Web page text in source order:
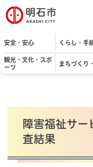
明石市
安全・安心 くらし・手
観光・文化・スポ
ーツ
まちづくり
障害福祉サ
査結果